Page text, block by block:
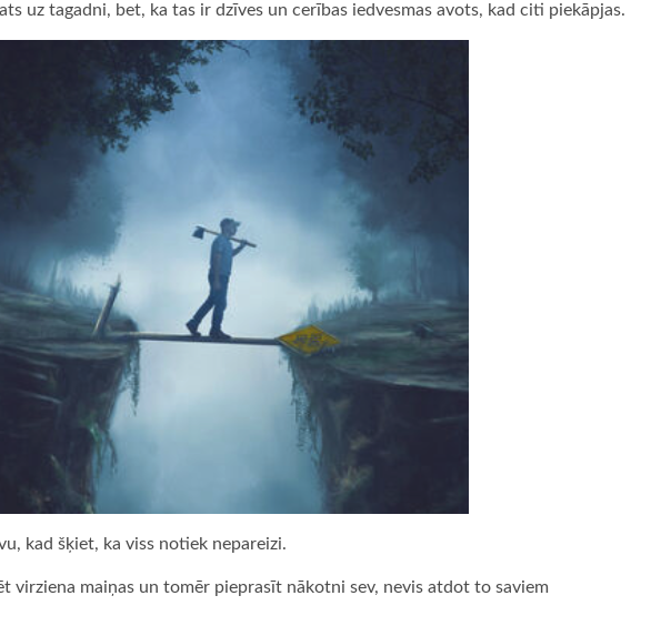
uz tagadni, bet, ka tas ir dzīves un cerības iedvesmas avots, kad citi piekāpjas.
kad šķiet, ka viss notiek nepareizi.
virziena maiņas un tomēr pieprasīt nākotni sev, nevis atdot to saviem